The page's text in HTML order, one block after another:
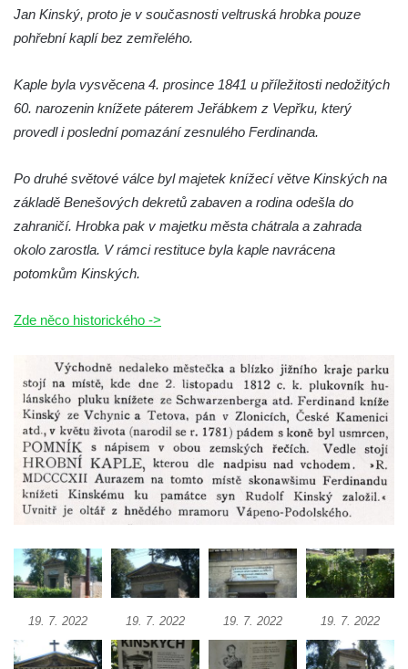
Hřbitovní kaple na hřbitově v Lužci nad
Vltavou
Márnice na hřbitově v Hrobčicích
Kostel svatého Havla na hřbitově v
Kaple svatého Vavřince v Mirošovicích
Márnice na hřbitově v Račicích
Márnice na hřbitově v Dobříni
Kaple v Bezděkově
Výklenková kaple na rozcestí na jižním
Kostel svaté Kateřiny v Chouči
Kaple svatého Blažeje východně od Lužice
Kostel svatého Augustina v Lužici
Márnice na hřbitově v Lužici
Kostel svatého Martina v Kozlech
Márnice na hřbitově v Kozlech
Kaple v Oparnu
Protestantský (evangelicko-luterský) kostel
Crostau
Kaple Nanebevstoupení Panny Marie ve
Jan Kinský, proto je v současnosti veltruská hrobka pouze
pohřební kaplí bez zemřelého.
Kaple byla vysvěcena 4. prosince 1841 u příležitosti nedožitých
60. narozenin knížete páterem Jeřábkem z Vepřku, který
provedl i poslední pomazání zesnulého Ferdinanda.
Po druhé světové válce byl majetek knížecí větve Kinských na
základě Benešových dekretů zabaven a rodina odešla do
zahraničí. Hrobka pak v majetku města chátrala a zahrada
okolo zarostla. V rámci restituce byla kaple navrácena
potomkům Kinských.
Zde něco historického ->
19. 7. 2022 19. 7. 2022 19. 7. 2022 19. 7. 2022